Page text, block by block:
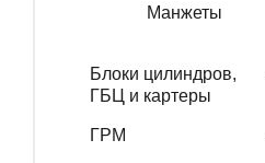
Манжеты
Блоки цилиндров,
ГБЦ и картеры
ГРМ